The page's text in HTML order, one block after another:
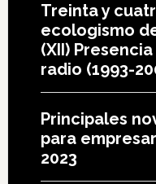
Treinta y
ecologismo
(XII)
radio (1993-
Principales
para
2023